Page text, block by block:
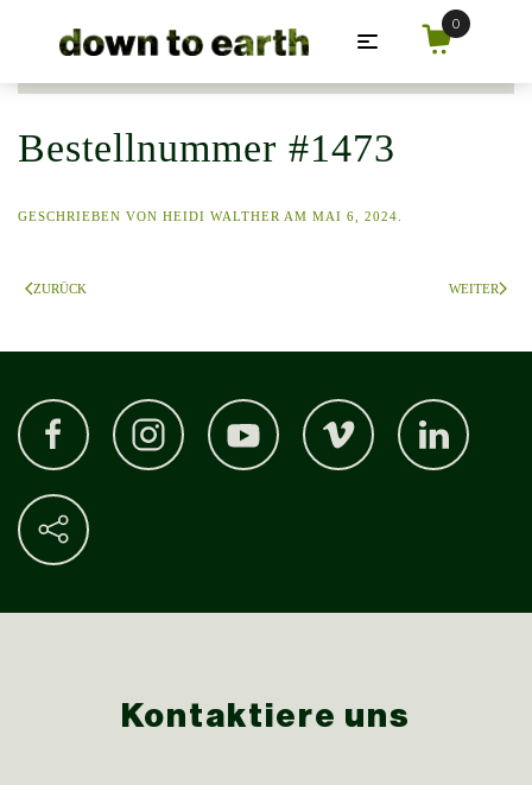
Zum Hauptinhalt springen
Bestellnummer #1473
GESCHRIEBEN VON HEIDI WALTHER AM MAI 6, 2024
ZURÜCK WEITER
Kontaktiere uns